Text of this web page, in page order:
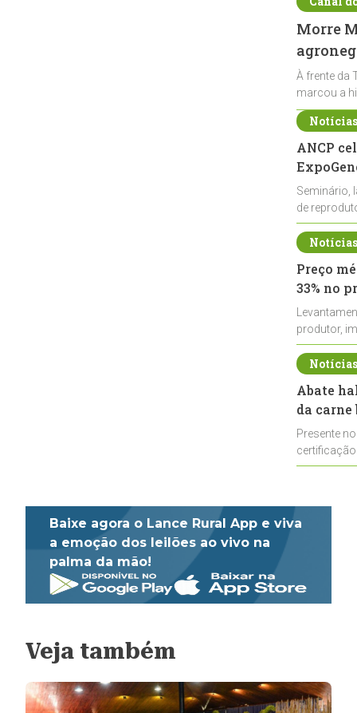
Morre
À frente da
marcou a
ANCP
Seminário,
de
durante a
Preço
33% no
produtor,
de leite cru
Abate
da
Presente
Baixe agora o Lance Rural App e viva
a emoção dos leilões ao vivo na
palma da mão!
Veja também